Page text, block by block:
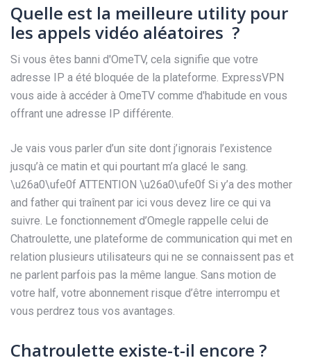
Quelle est la meilleure utility pour
les appels vidéo aléatoires ?
Si vous êtes banni d'OmeTV, cela signifie que votre
adresse IP a été bloquée de la plateforme. ExpressVPN
vous aide à accéder à OmeTV comme d'habitude en vous
offrant une adresse IP différente.
Je vais vous parler d’un site dont j’ignorais l’existence
jusqu’à ce matin et qui pourtant m’a glacé le sang.
\u26a0\ufe0f ATTENTION \u26a0\ufe0f Si y’a des mother
and father qui traînent par ici vous devez lire ce qui va
suivre. Le fonctionnement d’Omegle rappelle celui de
Chatroulette, une plateforme de communication qui met en
relation plusieurs utilisateurs qui ne se connaissent pas et
ne parlent parfois pas la même langue. Sans motion de
votre half, votre abonnement risque d’être interrompu et
vous perdrez tous vos avantages.
Chatroulette existe-t-il encore ?